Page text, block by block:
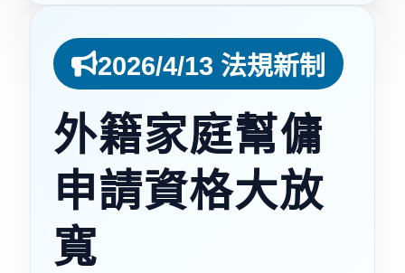
2026/4/13 法規新制
外籍家庭幫傭
申請資格大放
寬